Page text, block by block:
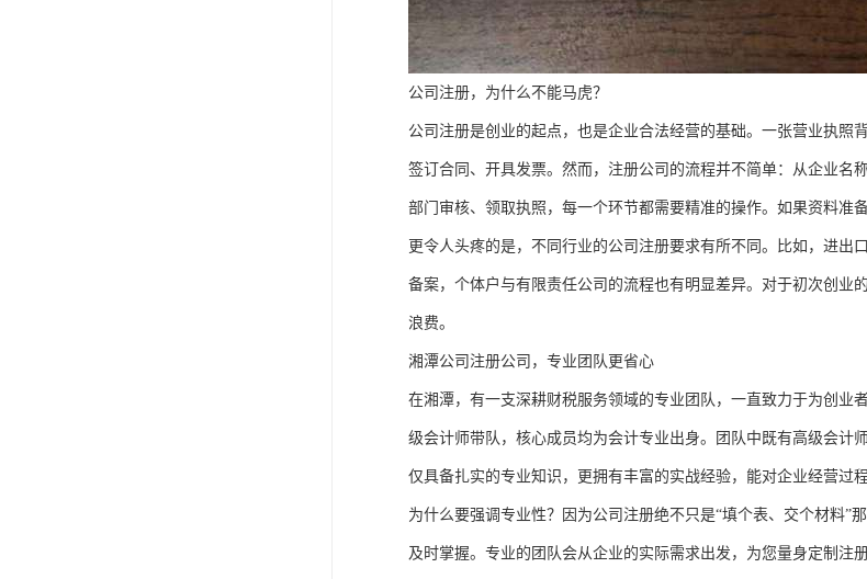
公司注册，为什么不能马虎？
公司注册是创业的起点，也是企业合法经营的基础。一张营业执照
签订合同、开具发票。然而，注册公司的流程并不简单：从企业
部门审核、领取执照，每一个环节都需要精准的操作。如果资料准
更令人头疼的是，不同行业的公司注册要求有所不同。比如，进
备案，个体户与有限责任公司的流程也有明显差异。对于初次创
浪费。
湘潭公司注册公司，专业团队更省心
在湘潭，有一支深耕财税服务领域的专业团队，一直致力于为创业
级会计师带队，核心成员均为会计专业出身。团队中既有高级会计
仅具备扎实的专业知识，更拥有丰富的实战经验，能对企业经营过
为什么要强调专业性？因为公司注册绝不只是“填个表、交个材料”
及时掌握。专业的团队会从企业的实际需求出发，为您量身定制